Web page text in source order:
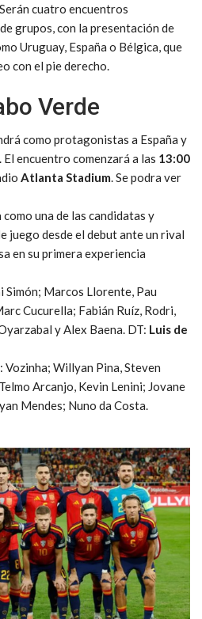
cuatro encuentros
grupos, con la presentación de
Uruguay, España o Bélgica, que
con el pie derecho.
Verde
como protagonistas a España y
encuentro comenzará a las 13:00
Atlanta Stadium. Se podra ver
una de las candidatas y
juego desde el debut ante un rival
en su primera experiencia
Simón; Marcos Llorente, Pau
Cucurella; Fabián Ruíz, Rodri,
y Alex Baena. DT: Luis de
: Vozinha; Willyan Pina, Steven
Arcanjo, Kevin Lenini; Jovane
Mendes; Nuno da Costa.